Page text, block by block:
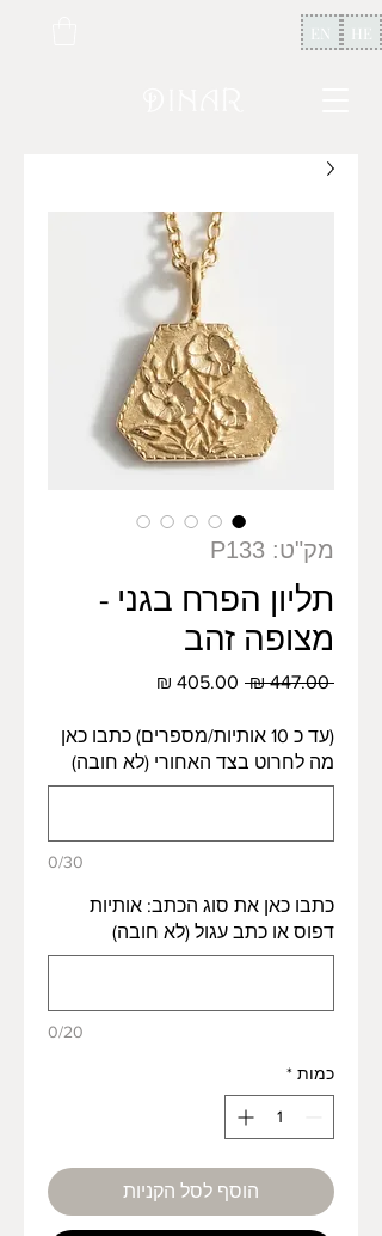
EN HE
מק"ט: P133
תליון הפרח בגני -
מצופה זהב
‏447.00 ‏₪
מחיר
(עד כ 10 אותיות/מספרים) כתבו כאן
מה לחרוט בצד האחורי (לא חובה)
0/30
כתבו כאן את סוג הכתב: אותיות
דפוס או כתב עגול (לא חובה)
0/20
כמות *
הוסף לסל הקניות